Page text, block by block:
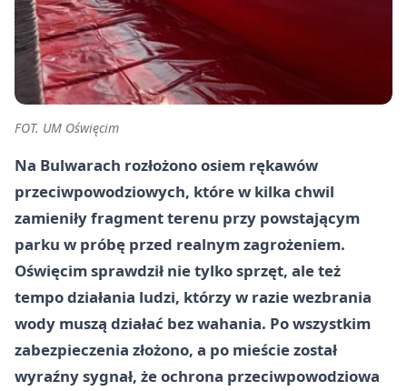
FOT. UM Oświęcim
Na Bulwarach rozłożono osiem rękawów
przeciwpowodziowych, które w kilka chwil
zamieniły fragment terenu przy powstającym
parku w próbę przed realnym zagrożeniem.
Oświęcim sprawdził nie tylko sprzęt, ale też
tempo działania ludzi, którzy w razie wezbrania
wody muszą działać bez wahania. Po wszystkim
zabezpieczenia złożono, a po mieście został
wyraźny sygnał, że ochrona przeciwpowodziowa